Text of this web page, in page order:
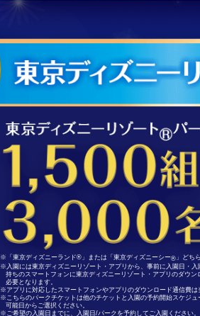
※「東京ディズニーランド®」または 「東京ディズニーシー®」どち
※入園には東京ディズニーリゾート・アプリから、事前に入園日・
持ちのスマートフォンに東京ディズニーリゾート・アプリのダウ
必要となります。
※アプリに対応したスマートフォンやアプリのダウンロード通信費は
※こちらのパークチケットは他のチケットと入園の予約開始スケジ
可能日からご選択ください。
※ご希望の入園日までに、入園日/パークを予約してご入園ください。